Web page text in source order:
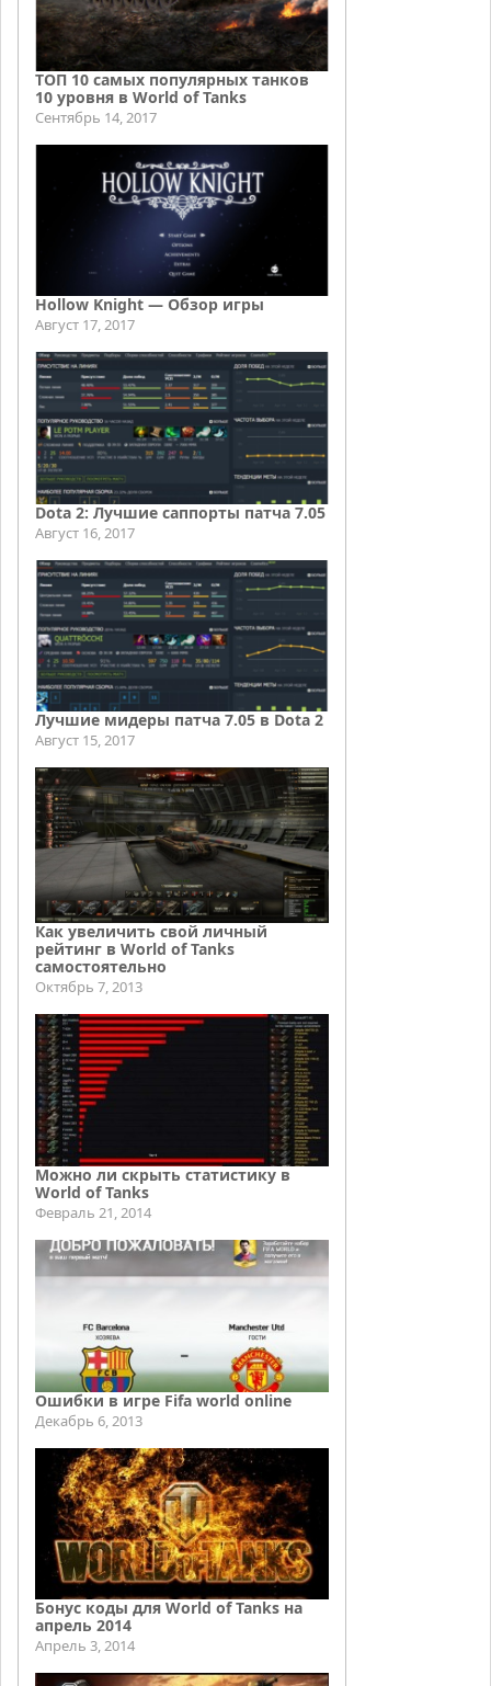
ТОП 10 самых популярных танков
10 уровня в World of Tanks
Сентябрь 14, 2017
Hollow Knight — Обзор игры
Август 17, 2017
Dota 2: Лучшие саппорты патча 7.05
Август 16, 2017
Лучшие мидеры патча 7.05 в Dota 2
Август 15, 2017
Как увеличить свой личный
рейтинг в World of Tanks
самостоятельно
Октябрь 7, 2013
Можно ли скрыть статистику в
World of Tanks
Февраль 21, 2014
Ошибки в игре Fifa world online
Декабрь 6, 2013
Бонус коды для World of Tanks на
апрель 2014
Апрель 3, 2014